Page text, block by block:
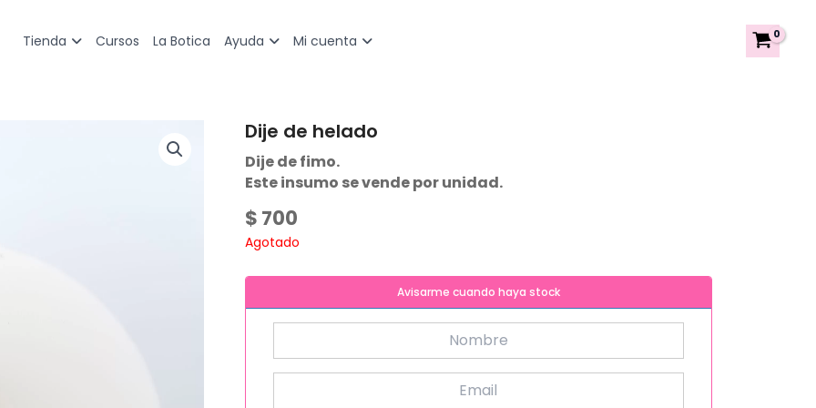
Tienda Cursos La Botica Ayuda Mi cuenta
Dije de helado
Dije de fimo.
Este insumo se vende por unidad.
$ 700
Agotado
Avisarme cuando haya stock